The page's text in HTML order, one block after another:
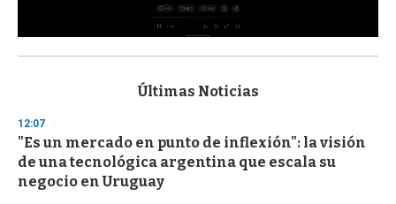
s
d
s
o
f
3
Últimas Noticias
12:07
"Es un mercado en punto de inflexión": la visión
de una tecnológica argentina que escala su
negocio en Uruguay